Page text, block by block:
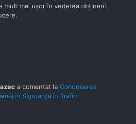
mult mai uşor în vederea obţinerii
a comentat la Conducerea
în Siguranță în Trafic